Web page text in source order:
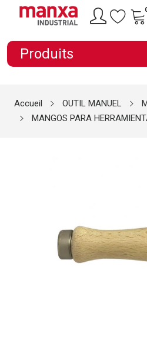
Produits
Accueil OUTIL MANUEL
MANGOS PARA